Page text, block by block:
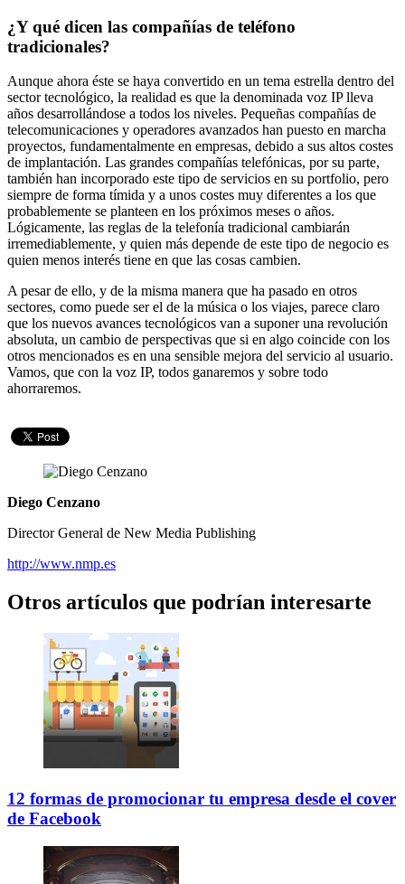
¿Y qué dicen las compañías de teléfono
tradicionales?
Aunque ahora éste se haya convertido en un tema estrella dentro del
sector tecnológico, la realidad es que la denominada voz IP lleva
años desarrollándose a todos los niveles. Pequeñas compañías de
telecomunicaciones y operadores avanzados han puesto en marcha
proyectos, fundamentalmente en empresas, debido a sus altos costes
de implantación. Las grandes compañías telefónicas, por su parte,
también han incorporado este tipo de servicios en su portfolio, pero
siempre de forma tímida y a unos costes muy diferentes a los que
probablemente se planteen en los próximos meses o años.
Lógicamente, las reglas de la telefonía tradicional cambiarán
irremediablemente, y quien más depende de este tipo de negocio es
quien menos interés tiene en que las cosas cambien.
A pesar de ello, y de la misma manera que ha pasado en otros
sectores, como puede ser el de la música o los viajes, parece claro
que los nuevos avances tecnológicos van a suponer una revolución
absoluta, un cambio de perspectivas que si en algo coincide con los
otros mencionados es en una sensible mejora del servicio al usuario.
Vamos, que con la voz IP, todos ganaremos y sobre todo
ahorraremos.
Diego Cenzano
Director General de New Media Publishing
http://www.nmp.es
Otros artículos que podrían interesarte
12 formas de promocionar tu empresa desde el cover
de Facebook